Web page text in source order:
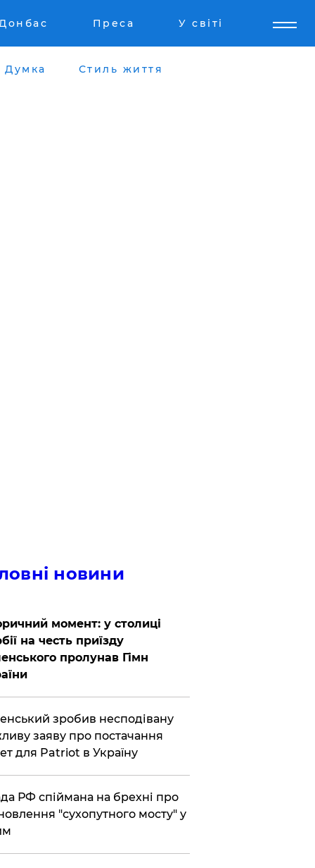
Преса У світі
Думка Стиль життя
новини
момент: у столиці
на честь приїзду
пролунав Гімн
зробив несподівану
заяву про постачання
для Patriot в Україну
РФ спіймана на брехні про
"сухопутного мосту" у